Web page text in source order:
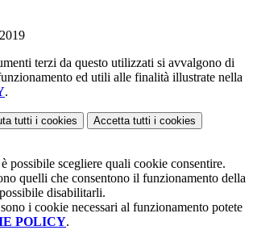
terzi da questo utilizzati si avvalgono di
ed utili alle finalità illustrate nella
.
tutti i cookies Accetta tutti i cookies
possibile scegliere quali cookie consentire.
quelli che consentono il funzionamento della
disabilitarli.
i cookie necessari al funzionamento potete
POLICY.